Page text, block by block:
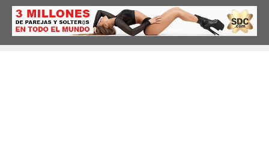
Saltar
contenido